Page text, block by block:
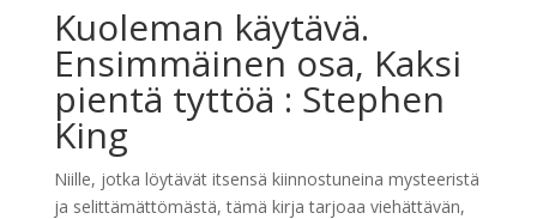
Kuoleman käytävä.
Ensimmäinen osa, Kaksi
pientä tyttöä : Stephen
King
Niille, jotka löytävät itsensä kiinnostuneina mysteeristä
ja selittämättömästä, tämä kirja tarjoaa viehättävän,